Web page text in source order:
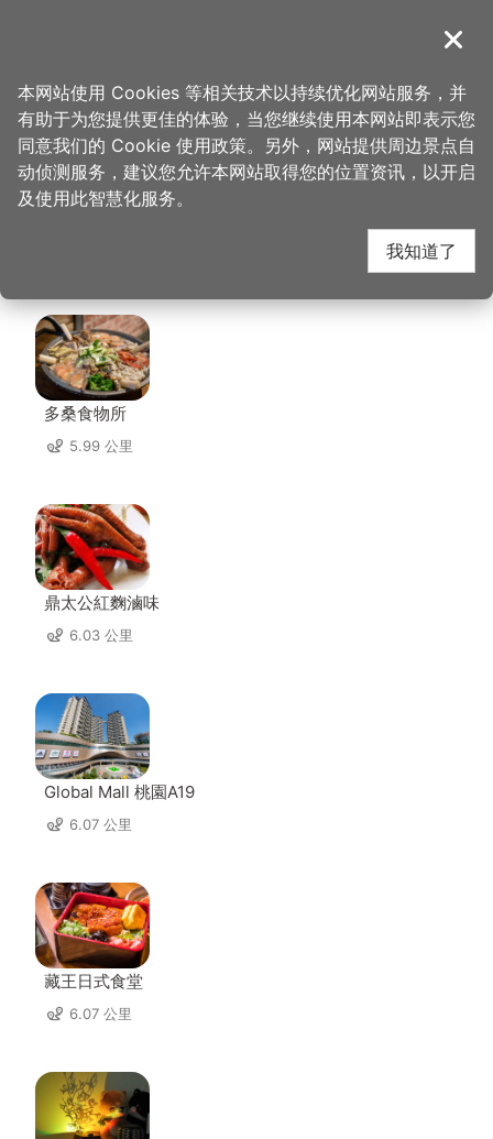
導覽
首页 > 想去的地方 > 住宿 > 峇里岛汽车旅馆
峇里岛汽车旅馆 周边店
家
多桑食物所
5.99 公里
鼎太公紅麴滷味
6.03 公里
Global Mall 桃園A19
6.07 公里
藏王日式食堂
6.07 公里
关闭
本网站使用 Cookies 等相关技术以持续优化网站服务，并
有助于为您提供更佳的体验，当您继续使用本网站即表示您
同意我们的 Cookie 使用政策。另外，网站提供周边景点自
动侦测服务，建议您允许本网站取得您的位置资讯，以开启
及使用此智慧化服务。
我知道了